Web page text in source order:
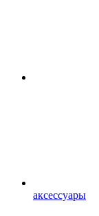
аксессуары